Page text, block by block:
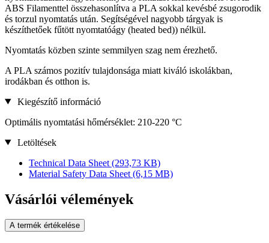
ABS Filamenttel összehasonlítva a PLA sokkal kevésbé zsugorodik
és torzul nyomtatás után. Segítségével nagyobb tárgyak is
készíthetőek fűtött nyomtatóágy (heated bed)) nélkül.
Nyomtatás közben szinte semmilyen szag nem érezhető.
A PLA számos pozitív tulajdonsága miatt kiváló iskolákban,
irodákban és otthon is.
Kiegészítő információ
Optimális nyomtatási hőmérséklet: 210-220 °C
Letöltések
Technical Data Sheet (293,73 KB)
Material Safety Data Sheet (6,15 MB)
Vásárlói vélemények
A termék értékelése